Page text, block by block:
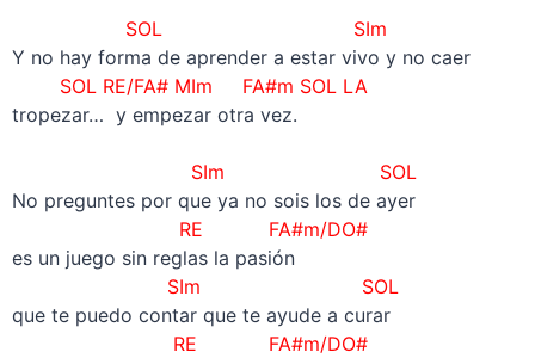
SOL
SIm
Y no hay forma de aprender a estar vivo y no caer
SOL RE/FA# MIm FA#m SOL LA
tropezar… y empezar otra vez.
SIm SOL
No preguntes por que ya no sois los de ayer
RE FA#m/DO#
es un juego sin reglas la pasión
SIm SOL
que te puedo contar que te ayude a curar
RE FA#m/DO#